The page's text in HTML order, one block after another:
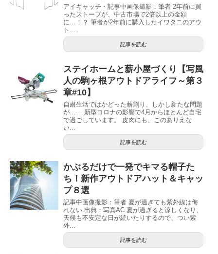
アイキャッチ・記事中画像撮影：筆者 2年前に買
ったストーブが、中古市場で2倍以上の金額
に…！？ 筆者が2年前に購入したイワタニのアウ
ト...
記事を読む
ステイホームと薪小屋づくり【写風
人の駒ヶ根アウトドアライフ～第３
章#10】
自粛生活ではかどった薪割り、しかし新たな問題
が…… 新型コロナの影響で4月からほとんど自宅
で過ごしています。 皮肉にも、このありえな
い...
記事を読む
かぶるだけで一発でキマる帽子た
ち！新作アウトドアハット＆キャッ
プ８選
記事中画像撮影：筆者 夏が過ぎても紫外線は侮
れない 出典：写真AC 夏が過ぎると涼しくなり、
天候も不安定な日が続いたりするので、つい紫
外...
記事を読む